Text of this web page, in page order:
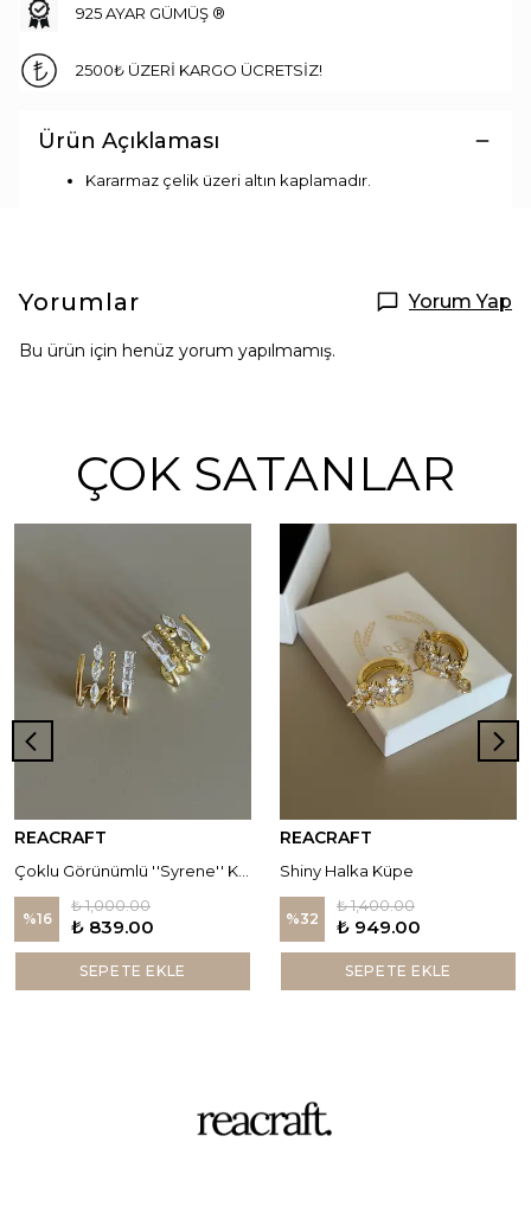
925 AYAR GÜMÜŞ ®
2500₺ ÜZERİ KARGO ÜCRETSİZ!
Ürün Açıklaması
Kararmaz çelik üzeri altın kaplamadır.
Yorumlar Yorum Yap
Bu ürün için henüz yorum yapılmamış.
ÇOK SATANLAR
REACRAFT
%16
₺ 1,000.00
₺ 839.00
SEPETE EKLE
REACRAFT
Shiny Halka Küpe
%32
₺ 1,400.00
₺ 949.00
SEPETE EKLE